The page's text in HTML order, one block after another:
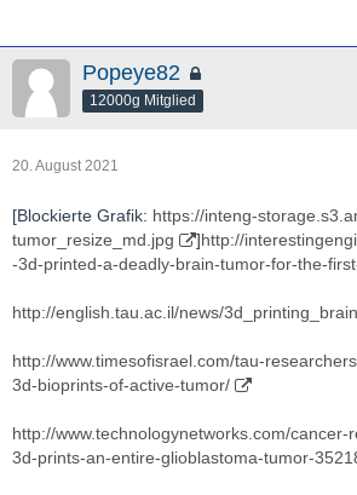
Popeye82
12000g Mitglied
20. August 2021
[Blockierte Grafik: https://inteng-
tumor_resize_md.jpg
]http://
-3d-printed-a-deadly-brain-tumor-for-the-
http://english.tau.ac.il/news/
http://www.timesofisrael.com/tau-
3d-bioprints-of-active-tumor/
http://www.technologynetworks.com/cancer-
3d-prints-an-entire-glioblastoma-tumor-